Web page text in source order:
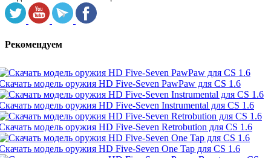
Рекомендуем
модель оружия HD Five-Seven PawPaw для CS 1.6
модель оружия HD Five-Seven Instrumental для CS 1.6
модель оружия HD Five-Seven Retrobution для CS 1.6
модель оружия HD Five-Seven One Tap для CS 1.6